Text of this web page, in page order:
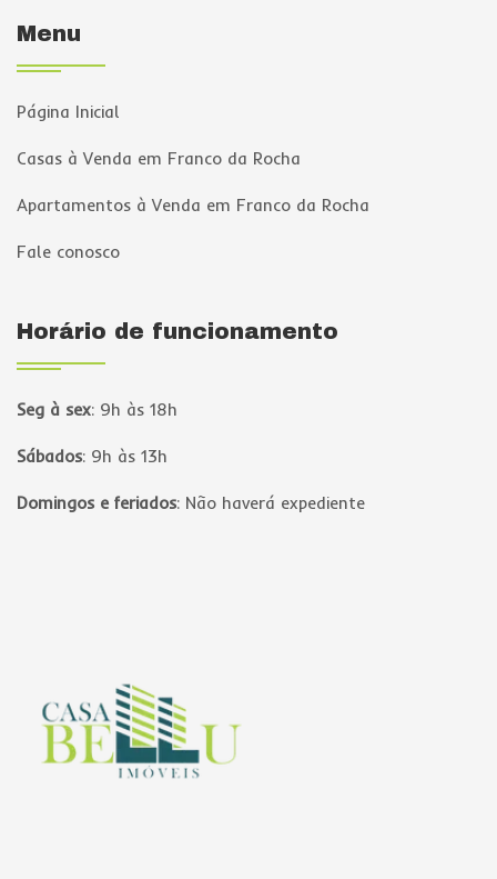
Menu
Página Inicial
Casas à Venda em Franco da Rocha
Apartamentos à Venda em Franco da Rocha
Fale conosco
Horário de funcionamento
Seg à sex: 9h às 18h
Sábados: 9h às 13h
Domingos e feriados: Não haverá expediente